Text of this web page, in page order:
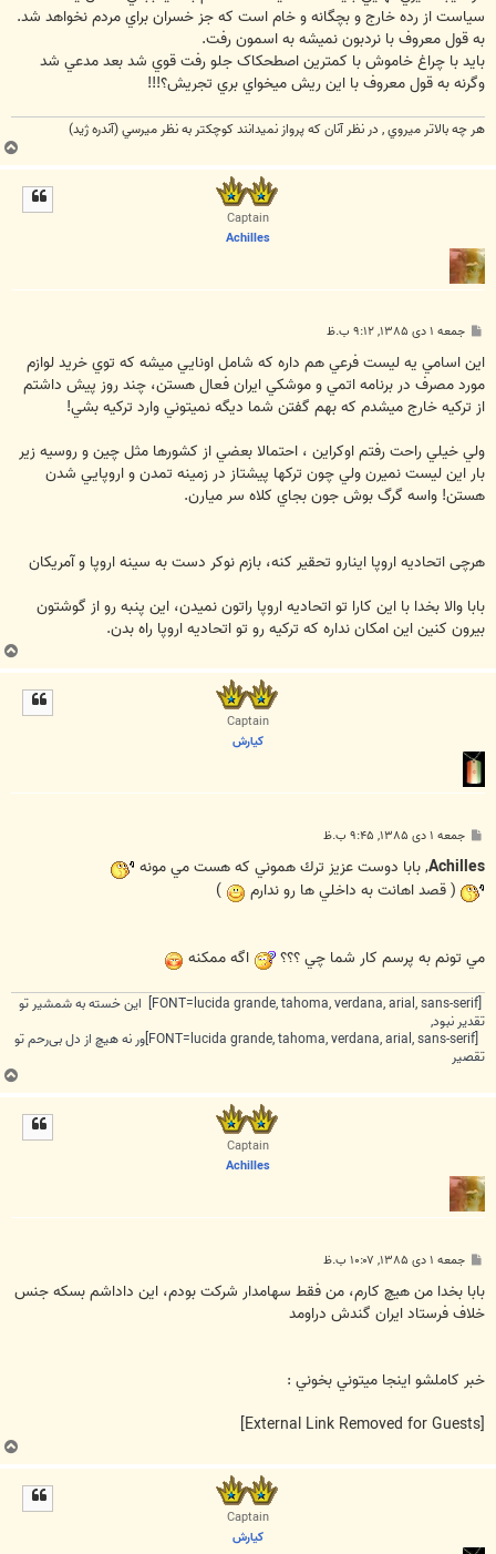
سياست از رده خارج و بچگانه و خام است که جز خسران براي مردم نخواهد شد.
به قول معروف با نردبون نميشه به اسمون رفت.
بايد با چراغ خاموش با کمترين اصطحکاک جلو رفت قوي شد بعد مدعي شد
وگرنه به قول معروف با اين ريش ميخواي بري تجريش؟!!!
هر چه بالاتر ميروي , در نظر آنان که پرواز نميدانند کوچکتر به نظر ميرسي (آندره ژيد)
ب
ا
Captain
Achilles
پ
ت
جمعه ۱ دی ۱۳۸۵, ۹:۱۲ ب.ظ
اين اسامي يه ليست فرعي هم داره که شامل اونايي میشه که توي خريد لوازم
مورد مصرف در برنامه اتمي و موشکي ايران فعال هستن، چند روز پيش داشتم
از ترکيه خارج ميشدم که بهم گفتن شما ديگه نميتوني وارد ترکيه بشي!
ولي خيلي راحت رفتم اوکراين ، احتمالا بعضي از کشورها مثل چين و روسيه زير
بار اين ليست نميرن ولي چون ترکها پيشتاز در زمينه تمدن و اروپايي شدن
هستن! واسه گرگ بوش جون بجاي کلاه سر ميارن.
هرچی اتحادیه اروپا اینارو تحقیر کنه، بازم نوکر دست به سینه اروپا و آمریکان
بابا والا بخدا با این کارا تو اتحادیه اروپا راتون نمیدن، این پنبه رو از گوشتون
بیرون کنین این امکان نداره که ترکیه رو تو اتحادیه اروپا راه بدن.
ب
ا
Captain
كيارش
پ
ت
جمعه ۱ دی ۱۳۸۵, ۹:۴۵ ب.ظ
Achilles, بابا دوست عزيز ترك هموني كه هست مي مونه
( قصد اهانت به داخلي ها رو ندارم
)
‌مي تونم به پرسم كار شما چي ؟؟؟ اگه ممكنه
[FONT=lucida grande, tahoma, verdana, arial, sans-serif] این خسته به شمشیر تو
تقدیر نبود,
[FONT=lucida grande, tahoma, verdana, arial, sans-serif]ور نه هیچ از دل بی‌رحم تو
تقصیر
ب
ا
Captain
Achilles
پ
ت
جمعه ۱ دی ۱۳۸۵, ۱۰:۰۷ ب.ظ
بابا بخدا من هيچ کارم، من فقط سهامدار شرکت بودم، اين داداشم بسکه جنس
خلاف فرستاد ايران گندش دراومد
خبر کاملشو اينجا ميتوني بخوني :
ب
ا
Captain
كيارش